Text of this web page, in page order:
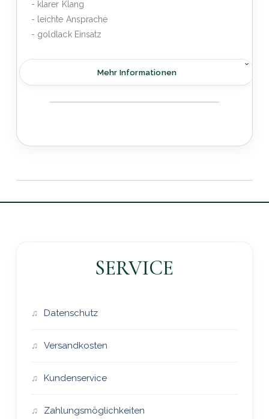
- klarer Klang
- leichte Ansprache
- goldlack Einsatz
Mehr Informationen
SERVICE
Datenschutz
Versandkosten
Kundenservice
Zahlungsmöglichkeiten